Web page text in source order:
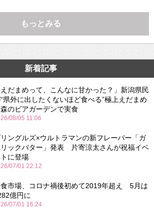
もっとみる
新着記事
えだまめって、こんなに甘かった？」新潟県民
県外に出したくないほど食べる”極上えだまめ
のビアガーデンで実食
08/05 11:06
ングルズ×ウルトラマンの新フレーバー「ガ
ックバター」発表 片寄涼太さんが祝福イベ
トに登場
07/01 22:12
市場、コロナ禍後初めて2019年超え 5月は
億円に
07/01 16:24